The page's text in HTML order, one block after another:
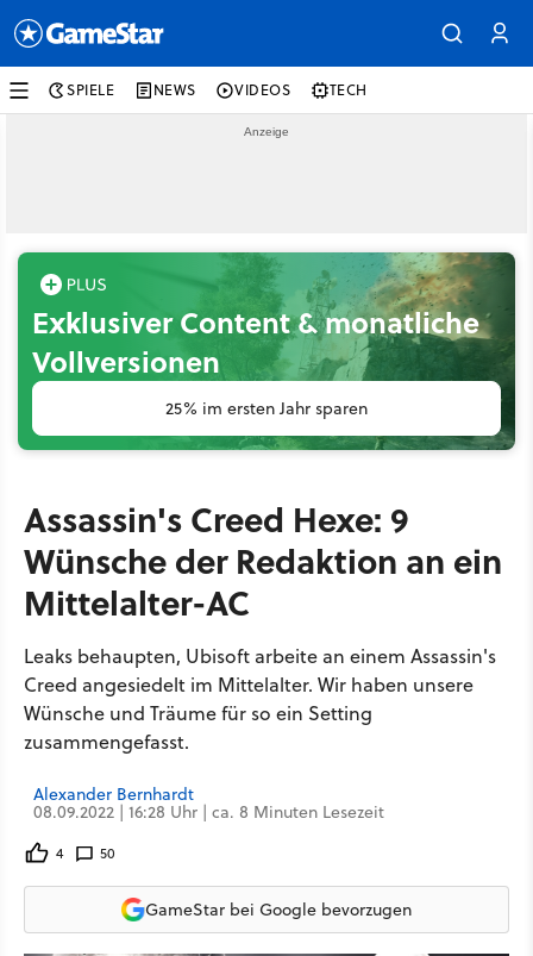
SPIELE NEWS VIDEOS TECH
Exklusiver Content & monatliche
Vollversionen
25% im ersten Jahr sparen
Assassin's Creed Hexe: 9
Wünsche der Redaktion an ein
Mittelalter-AC
Leaks behaupten, Ubisoft arbeite an einem Assassin's
Creed angesiedelt im Mittelalter. Wir haben unsere
Wünsche und Träume für so ein Setting
zusammengefasst.
Alexander Bernhardt
08.09.2022 | 16:28 Uhr | ca. 8 Minuten Lesezeit
4 50
GameStar bei Google bevorzugen